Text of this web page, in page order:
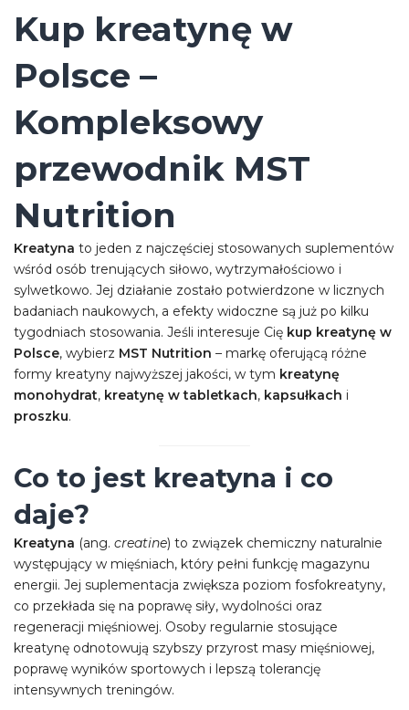
Kup kreatynę w
Polsce –
Kompleksowy
przewodnik MST
Nutrition
Kreatyna to jeden z najczęściej stosowanych suplementów
wśród osób trenujących siłowo, wytrzymałościowo i
sylwetkowo. Jej działanie zostało potwierdzone w licznych
badaniach naukowych, a efekty widoczne są już po kilku
tygodniach stosowania. Jeśli interesuje Cię kup kreatynę w
Polsce, wybierz MST Nutrition – markę oferującą różne
formy kreatyny najwyższej jakości, w tym kreatynę
monohydrat, kreatynę w tabletkach, kapsułkach i
proszku.
Co to jest kreatyna i co
daje?
Kreatyna (ang. creatine) to związek chemiczny naturalnie
występujący w mięśniach, który pełni funkcję magazynu
energii. Jej suplementacja zwiększa poziom fosfokreatyny,
co przekłada się na poprawę siły, wydolności oraz
regeneracji mięśniowej. Osoby regularnie stosujące
kreatynę odnotowują szybszy przyrost masy mięśniowej,
poprawę wyników sportowych i lepszą tolerancję
intensywnych treningów.